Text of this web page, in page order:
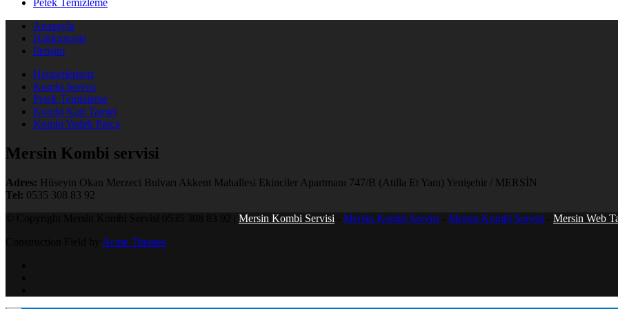
Petek Temizleme
Anasayfa
Hakkımızda
İletişim
Hizmetlerimiz
Kombi Servisi
Petek Temizleme
Kombi Kart Tamiri
Kombi Yedek Parça
Mersin Kombi servisi
Adres: Hüseyin Okan Merzeci Bulvarı Akkent Mahallesi Ekinciler Apartmanı 747/B (Atilla Et Yanı) Yenişehir / MERSİN
Tel: 0535 308 83 92
Mersin Kombi Servisi Mersin Kombi Servisi Mersin Kombi Servisi
Mersin Web
Acme Themes